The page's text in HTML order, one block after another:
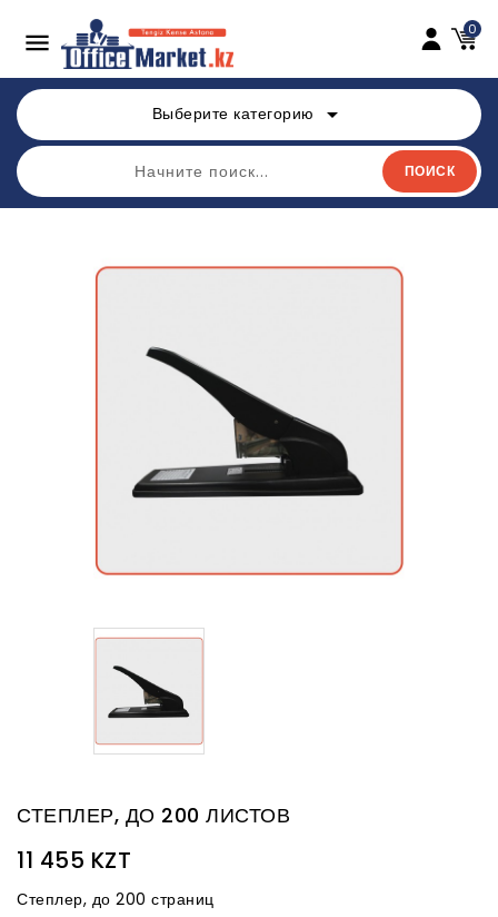
 0
Выберите категорию arrow_drop_down
ПОИСК
СТЕПЛЕР, ДО 200 ЛИСТОВ
11 455 KZT
Степлер, до 200 страниц